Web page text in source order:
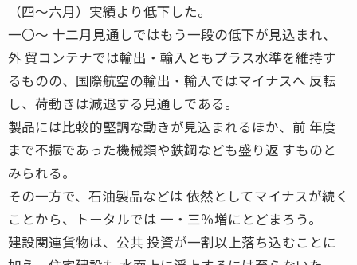
（四〜六月）実績より低下した。
一〇〜 十二月見通しではもう一段の低下が見込まれ、
外 貿コンテナでは輸出・輸入ともプラス水準を維持す
るものの、国際航空の輸出・輸入ではマイナスへ 反転
し、荷動きは減退する見通しである。
製品には比較的堅調な動きが見込まれるほか、前 年度
まで不振であった機械類や鉄鋼なども盛り返 すものと
みられる。
その一方で、石油製品などは 依然としてマイナスが続く
ことから、トータルでは 一・三％増にとどまろう。
建設関連貨物は、公共 投資が一割以上落ち込むことに